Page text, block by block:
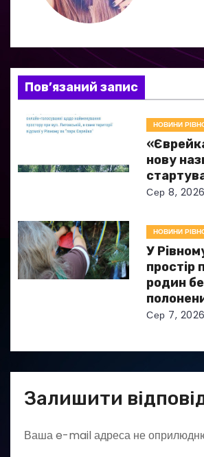
і
я
з
а
п
с
і
в
Пов’язаний запис
НОВИНИ
нову
Сер 8, 2026
НОВИНИ
У
простір
родин
Сер 7, 2026
Залишити
Ваша e-mail адреса не